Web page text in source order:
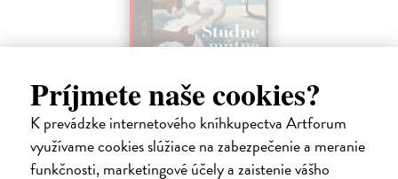
Príjmete naše cookies?
K prevádzke internetového kníhkupectva Artforum
využívame cookies slúžiace na zabezpečenie a meranie
funkčnosti, marketingové účely a zaistenie vášho
Studne mútne